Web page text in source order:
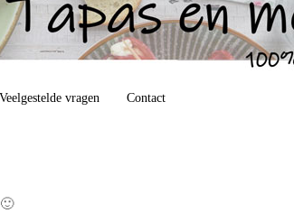
Veelgestelde vragen Contact